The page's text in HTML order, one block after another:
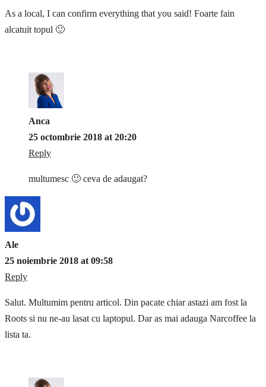
As a local, I can confirm everything that you said! Foarte fain
alcatuit topul 🙂
Anca
25 octombrie 2018 at 20:20
Reply
multumesc 🙂 ceva de adaugat?
Ale
25 noiembrie 2018 at 09:58
Reply
Salut. Multumim pentru articol. Din pacate chiar astazi am fost la
Roots si nu ne-au lasat cu laptopul. Dar as mai adauga Narcoffee la
lista ta.